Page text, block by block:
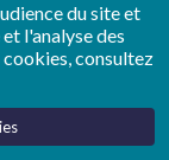
de
et
du site et
l'analyse des
cookies, consultez